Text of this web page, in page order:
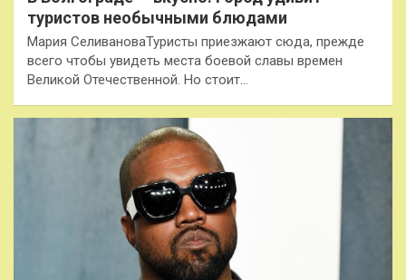
туристов необычными блюдами
Мария СеливановаТуристы приезжают сюда, прежде
всего чтобы увидеть места боевой славы времен
Великой Отечественной. Но стоит…